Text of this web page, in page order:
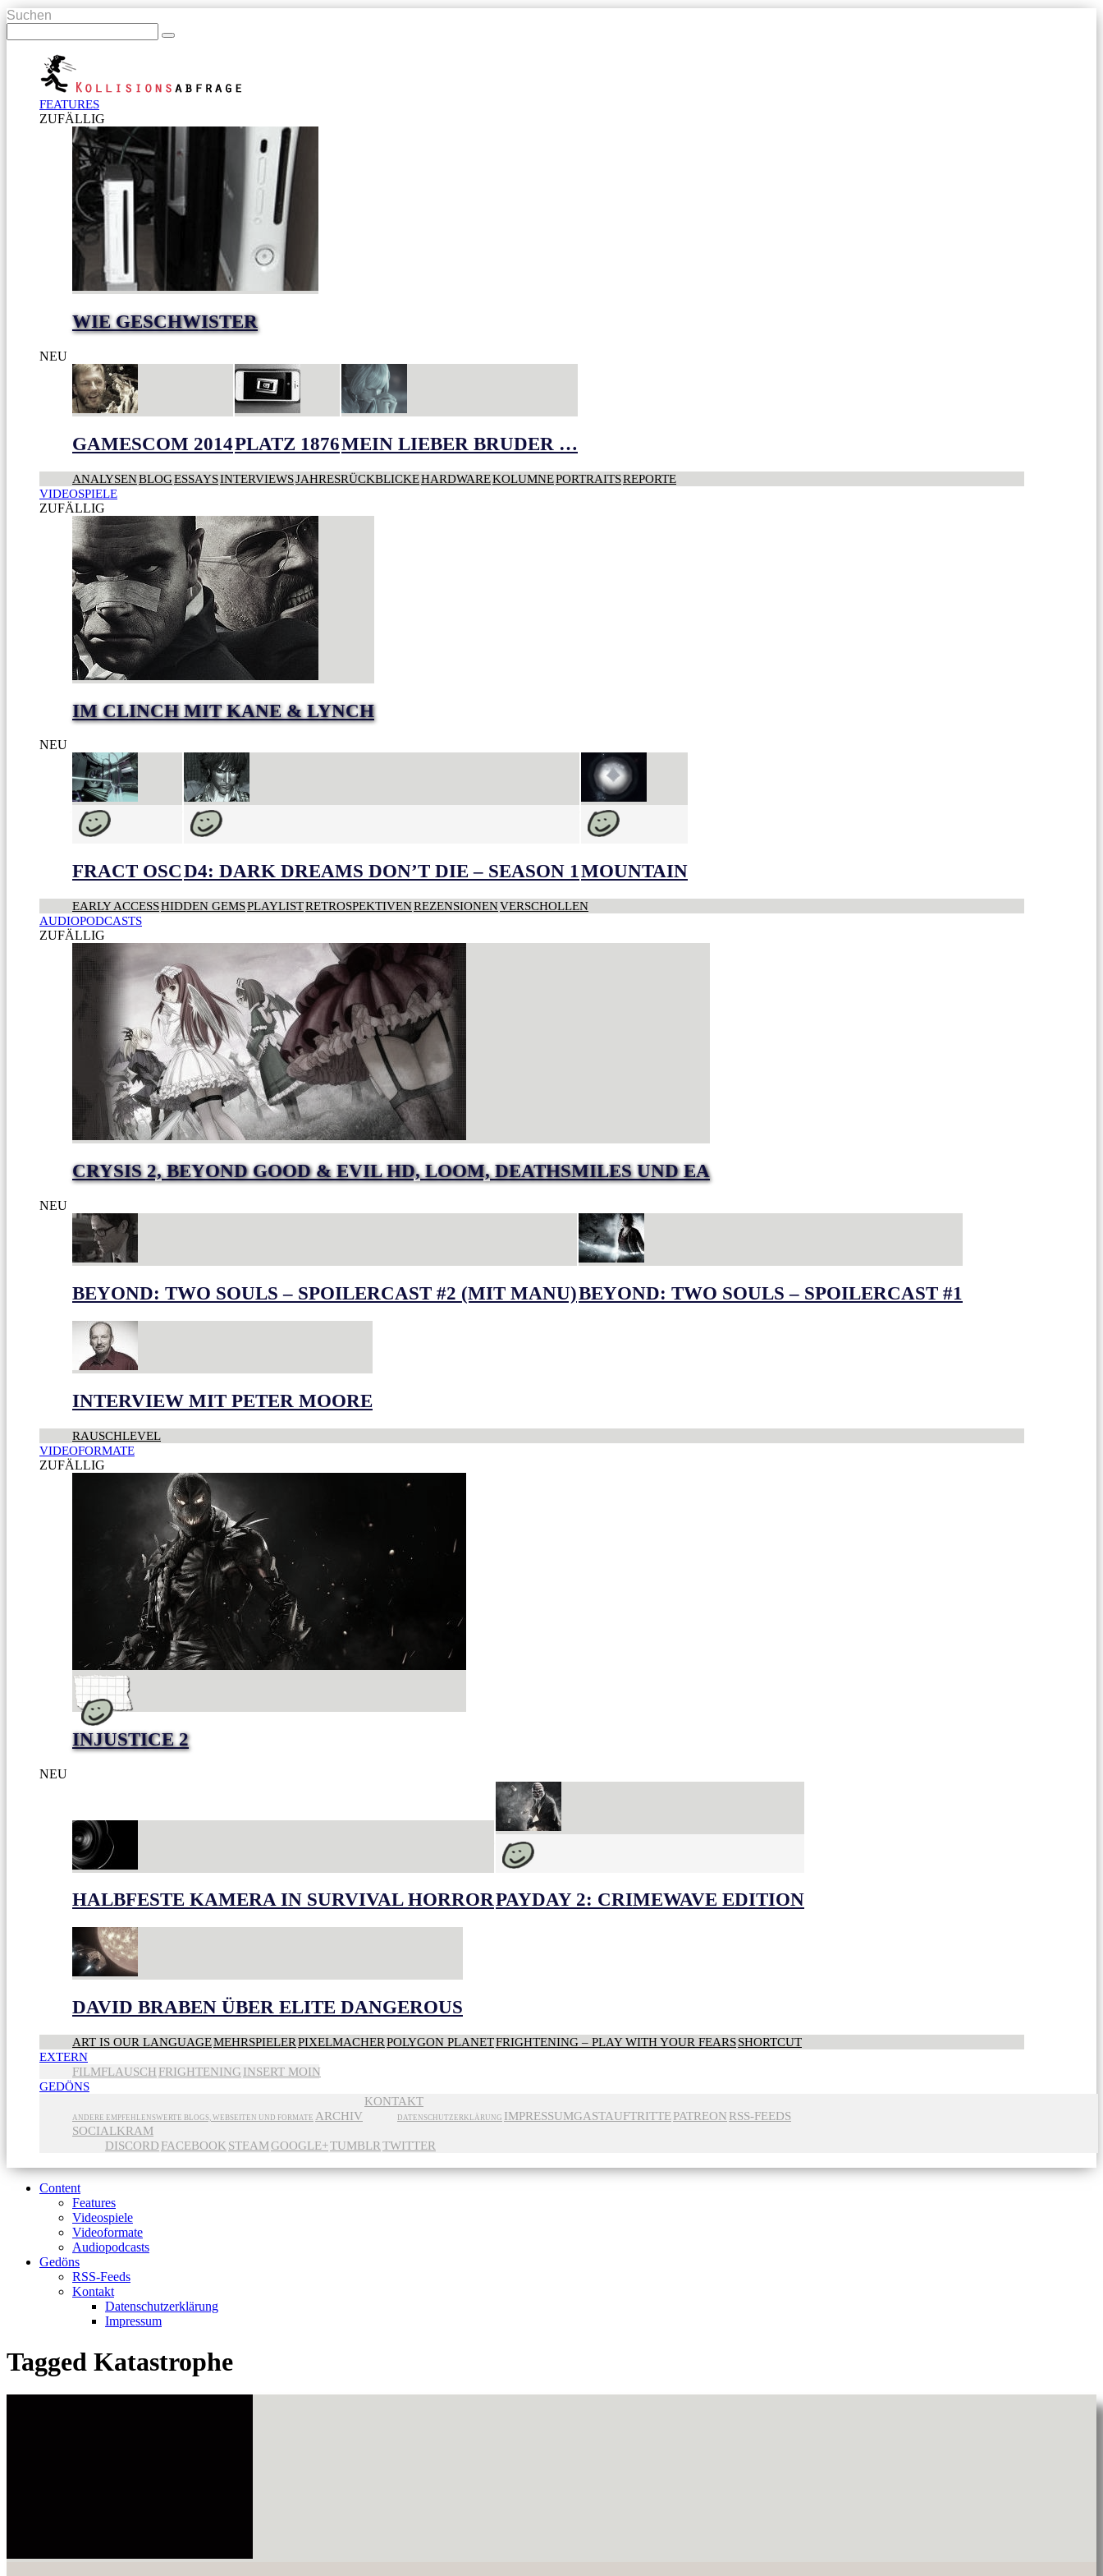
Suchen
FEATURES
ZUFÄLLIG
WIE GESCHWISTER
NEU
GAMESCOM 2014PLATZ 1876MEIN LIEBER BRUDER …
ANALYSENBLOGESSAYSINTERVIEWSJAHRESRÜCKBLICKEHARDWAREKOLUMNEPORTRAITSREPORTE
VIDEOSPIELE
ZUFÄLLIG
IM CLINCH MIT KANE & LYNCH
NEU
FRACT OSCD4: DARK DREAMS DON’T DIE – SEASON 1MOUNTAIN
EARLY ACCESSHIDDEN GEMSPLAYLISTRETROSPEKTIVENREZENSIONENVERSCHOLLEN
AUDIOPODCASTS
ZUFÄLLIG
CRYSIS 2, BEYOND GOOD & EVIL HD, LOOM, DEATHSMILES UND EA
NEU
BEYOND: TWO SOULS – SPOILERCAST #2 (MIT MANU)BEYOND: TWO SOULS – SPOILERCAST #1
INTERVIEW MIT PETER MOORE
RAUSCHLEVEL
VIDEOFORMATE
ZUFÄLLIG
INJUSTICE 2
NEU
HALBFESTE KAMERA IN SURVIVAL HORRORPAYDAY 2: CRIMEWAVE EDITION
DAVID BRABEN ÜBER ELITE DANGEROUS
ART IS OUR LANGUAGEMEHRSPIELERPIXELMACHERPOLYGON PLANETFRIGHTENING – PLAY WITH YOUR FEARSSHORTCUT
EXTERN
FILMFLAUSCH FRIGHTENING INSERT MOIN
GEDÖNS
ANDERE EMPFEHLENSWERTE BLOGS, WEBSEITEN UND FORMATE ARCHIV
KONTAKT
DATENSCHUTZERKLÄRUNG IMPRESSUMGASTAUFTRITTEPATREON RSS-FEEDS
SOCIALKRAM
DISCORD FACEBOOK STEAMGOOGLE+TUMBLRTWITTER
Content
Features
Videospiele
Videoformate
Audiopodcasts
Gedöns
RSS-Feeds
Kontakt
Datenschutzerklärung
Impressum
Tagged Katastrophe